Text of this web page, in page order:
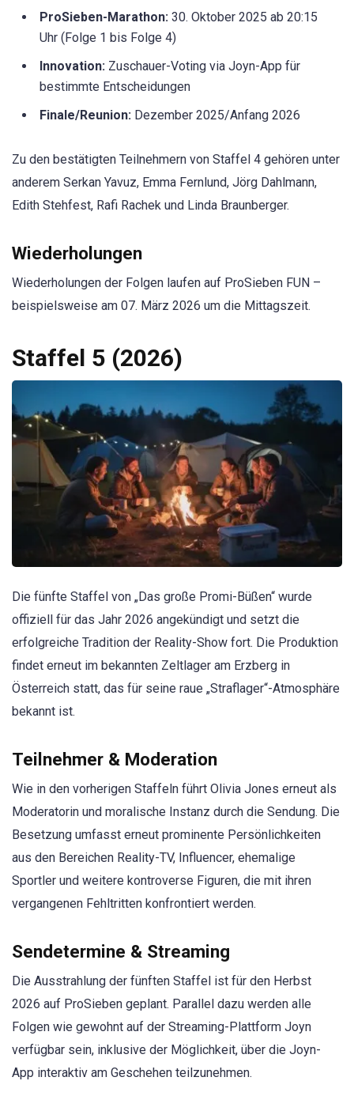
ProSieben-Marathon: 30. Oktober 2025 ab 20:15
Uhr (Folge 1 bis Folge 4)
Innovation: Zuschauer-Voting via Joyn-App für
bestimmte Entscheidungen
Finale/Reunion: Dezember 2025/Anfang 2026
Zu den bestätigten Teilnehmern von Staffel 4 gehören unter
anderem Serkan Yavuz, Emma Fernlund, Jörg Dahlmann,
Edith Stehfest, Rafi Rachek und Linda Braunberger.
Wiederholungen
Wiederholungen der Folgen laufen auf ProSieben FUN –
beispielsweise am 07. März 2026 um die Mittagszeit.
Staffel 5 (2026)
Die fünfte Staffel von „Das große Promi-Büßen“ wurde
offiziell für das Jahr 2026 angekündigt und setzt die
erfolgreiche Tradition der Reality-Show fort. Die Produktion
findet erneut im bekannten Zeltlager am Erzberg in
Österreich statt, das für seine raue „Straflager“-Atmosphäre
bekannt ist.
Teilnehmer & Moderation
Wie in den vorherigen Staffeln führt Olivia Jones erneut als
Moderatorin und moralische Instanz durch die Sendung. Die
Besetzung umfasst erneut prominente Persönlichkeiten
aus den Bereichen Reality-TV, Influencer, ehemalige
Sportler und weitere kontroverse Figuren, die mit ihren
vergangenen Fehltritten konfrontiert werden.
Sendetermine & Streaming
Die Ausstrahlung der fünften Staffel ist für den Herbst
2026 auf ProSieben geplant. Parallel dazu werden alle
Folgen wie gewohnt auf der Streaming-Plattform Joyn
verfügbar sein, inklusive der Möglichkeit, über die Joyn-
App interaktiv am Geschehen teilzunehmen.